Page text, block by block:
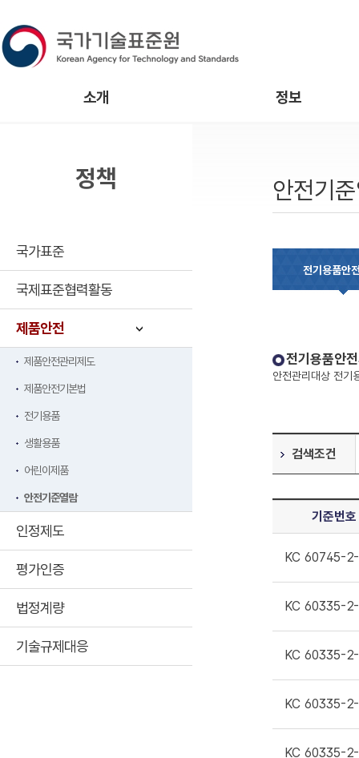
소개 정보
안전기
전기용품안
전기용품안
안전관리대상 전기
검색조건
기준번호
KC 60745-
KC 60335-
KC 60335-
KC 60335-
KC 60335-
정책
국가표준
국제표준협력활동
제품안전
제품안전관리제도
제품안전기본법
전기용품
생활용품
어린이제품
안전기준열람
인정제도
평가인증
법정계량
기술규제대응